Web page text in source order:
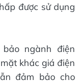
được sử dụng
ngành điện
khác giá điện
đảm bảo cho